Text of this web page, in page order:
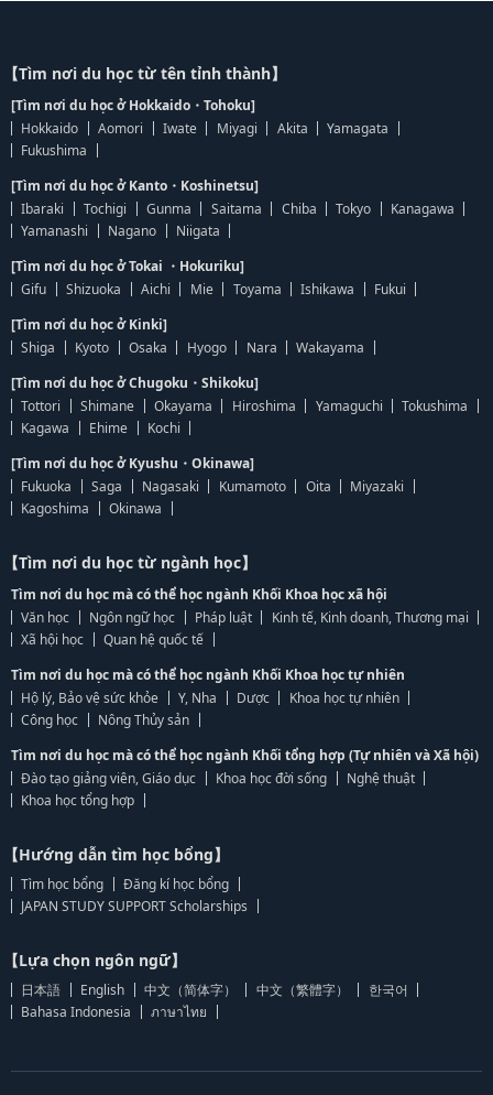
【Tìm nơi du học từ tên tỉnh thành】
[Tìm nơi du học ở Hokkaido・Tohoku]
Hokkaido
Aomori Iwate Miyagi Akita
Yamagata
Fukushima
[Tìm nơi du học ở Kanto・Koshinetsu]
Ibaraki
Tochigi Gunma Saitama Chiba Tokyo
Kanagawa
Yamanashi
Nagano
Niigata
[Tìm nơi du học ở Tokai ・Hokuriku]
Gifu
Shizuoka Aichi Mie Toyama Ishikawa
Fukui
[Tìm nơi du học ở Kinki]
Shiga
Kyoto Osaka Hyogo Nara
Wakayama
[Tìm nơi du học ở Chugoku・Shikoku]
Tottori
Shimane Okayama Hiroshima Yamaguchi
Tokushima
Kagawa
Ehime
Kochi
[Tìm nơi du học ở Kyushu・Okinawa]
Fukuoka
Saga Nagasaki Kumamoto Oita
Miyazaki
Kagoshima
Okinawa
【Tìm nơi du học từ ngành học】
Tìm nơi du học mà có thể học ngành Khối Khoa học xã hội
Văn học
Ngôn ngữ học Pháp luật
Kinh tế, Kinh doanh, Thương mại
Xã hội học
Quan hệ quốc tế
Tìm nơi du học mà có thể học ngành Khối Khoa học tự nhiên
Hộ lý, Bảo vệ sức khỏe
Y, Nha Dược
Khoa học tự nhiên
Công học
Nông Thủy sản
Tìm nơi du học mà có thể học ngành Khối tổng hợp (Tự nhiên và Xã hội)
Đào tạo giảng viên, Giáo dục
Khoa học đời sống
Nghệ thuật
Khoa học tổng hợp
【Hướng dẫn tìm học bổng】
Tìm học bổng
Đăng kí học bổng
JAPAN STUDY SUPPORT Scholarships
【Lựa chọn ngôn ngữ】
日本語 English 中文（简体字） 中文（繁體字）
한국어
Bahasa Indonesia
ภาษาไทย